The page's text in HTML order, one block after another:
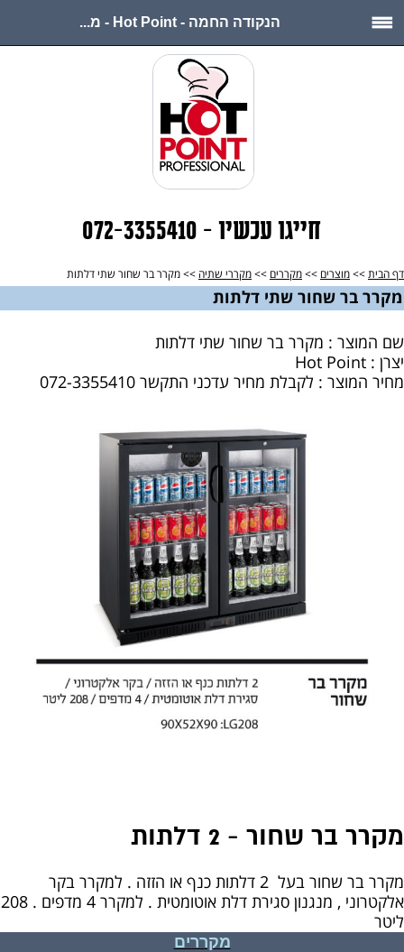
הנקודה החמה - Hot Point - מ...
חייגו עכשיו - 072-3355410
דף הבית >> מוצרים >> מקררים >> מקררי שתיה >> מקרר בר שחור שתי דלתות
מקרר בר שחור שתי דלתות
שם המוצר : מקרר בר שחור שתי דלתות
יצרן : Hot Point
מחיר המוצר : לקבלת מחיר עדכני התקשר 072-3355410
מקרר בר שחור - 2 דלתות
מקרר בר שחור בעל 2 דלתות כנף או הזזה . למקרר בקר
אלקטרוני , מנגנון סגירת דלת אוטומטית . למקרר 4 מדפים . 208
ליטר
מקררים